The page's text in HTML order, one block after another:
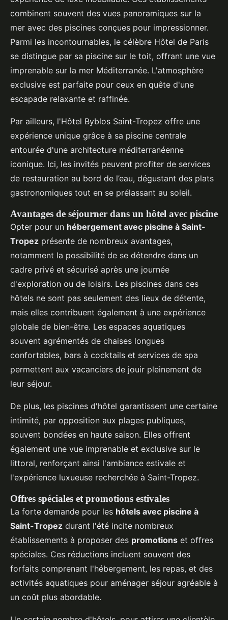
combinent souvent des vues panoramiques sur la
mer avec des piscines conçues pour impressionner.
Parmi les incontournables, le célèbre Hôtel de Paris
se distingue par sa piscine sur le toit, offrant une vue
imprenable sur la mer Méditerranée. L'atmosphère
exclusive est parfaite pour ceux en quête d'une
escapade relaxante et raffinée.
Par ailleurs, l'Hôtel Byblos Saint-Tropez offre une
expérience unique grâce à sa piscine centrale
entourée d'une architecture méditerranéenne
iconique. Ici, les invités peuvent profiter de services
de restauration au bord de l’eau, dégustant des plats
gastronomiques tout en se prélassant au soleil.
Avantages de séjourner dans un hôtel avec piscine
Opter pour un hébergement avec piscine à Saint-
Tropez présente de nombreux avantages,
notamment la possibilité de se détendre dans un
cadre privé et sécurisé après une journée
d'exploration ou de loisirs. Les piscines dans ces
hôtels ne sont pas seulement des lieux de détente,
mais elles contribuent également à une expérience
globale de bien-être. Les espaces aquatiques
souvent agrémentés de chaises longues
confortables, bars à cocktails et services de spa
permettent aux vacanciers de jouir pleinement de
leur séjour.
De plus, les piscines d'hôtel garantissent une certaine
intimité, par opposition aux plages publiques,
souvent bondées en haute saison. Elles offrent
également une vue imprenable et exclusive sur le
littoral, renforçant ainsi l'ambiance estivale et
l'expérience luxueuse recherchée à Saint-Tropez.
Offres spéciales et promotions estivales
La forte demande pour les hôtels avec piscine à
Saint-Tropez durant l'été incite nombreux
établissements à proposer des promotions et offres
spéciales. Ces réductions incluent souvent des
forfaits comprenant l'hébergement, les repas, et des
activités aquatiques pour aménager séjour agréable à
un coût plus abordable.